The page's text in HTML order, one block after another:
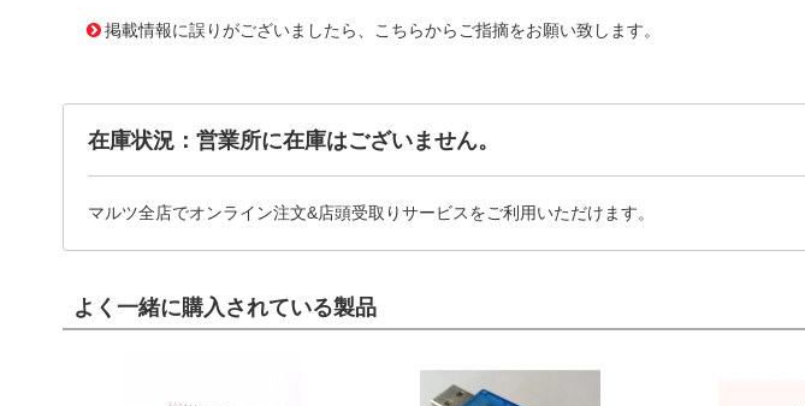
掲載情報に誤りがございましたら、こちらからご指摘をお願い致します。
在庫状況：営業所に在庫はございません。
マルツ全店でオンライン注文&店頭受取りサービスをご利用いただけます。
よく一緒に購入されている製品